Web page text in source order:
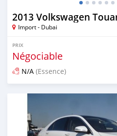
2013 Volkswagen
Import - Dubai
PRIX
Négociable
N/A (Essence)
Publié il y a environ 7 ans